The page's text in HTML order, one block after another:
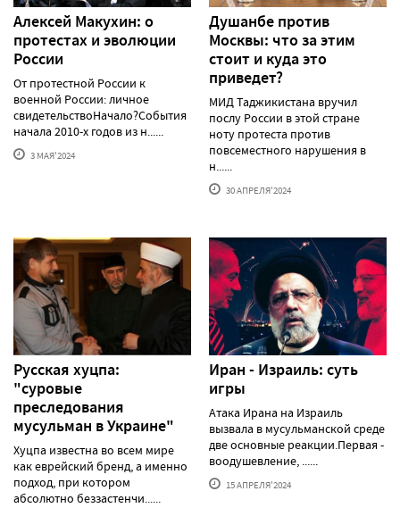
Алексей Макуxин: о
протестаx и эволюции
России
От протестной России к
военной России: личное
свидетельствоНачало?События
начала 2010-х годов из н......
3 МАЯ'2024
Душанбе против
Москвы: что за этим
стоит и куда это
приведет?
МИД Таджикистана вручил
послу России в этой стране
ноту протеста против
повсеместного нарушения в
н......
30 АПРЕЛЯ'2024
Русская хуцпа:
"суровые
преследования
мусульман в Украине"
Хуцпа известна во всем мире
как еврейский бренд, а именно
подход, при котором
абсолютно беззастенчи......
Иран - Израиль: суть
игры
Атака Ирана на Израиль
вызвала в мусульманской среде
две основные реакции.Первая -
воодушевление, ......
15 АПРЕЛЯ'2024